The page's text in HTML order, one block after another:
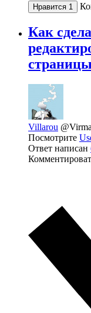
Нравится 1
Как
Villarou
Посмотрите
Ответ написан